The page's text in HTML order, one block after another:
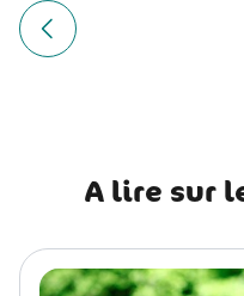
Navigation
de
Article précédent
A lire sur